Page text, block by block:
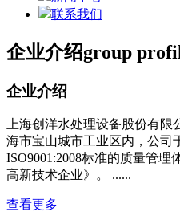
联系我们
企业介绍group
企业介绍
上海创洋水处理设备股份有限
海市宝山城市工业区内，公司
ISO9001:2008标准的质量管理
高新技术企业》。 ......
查看更多